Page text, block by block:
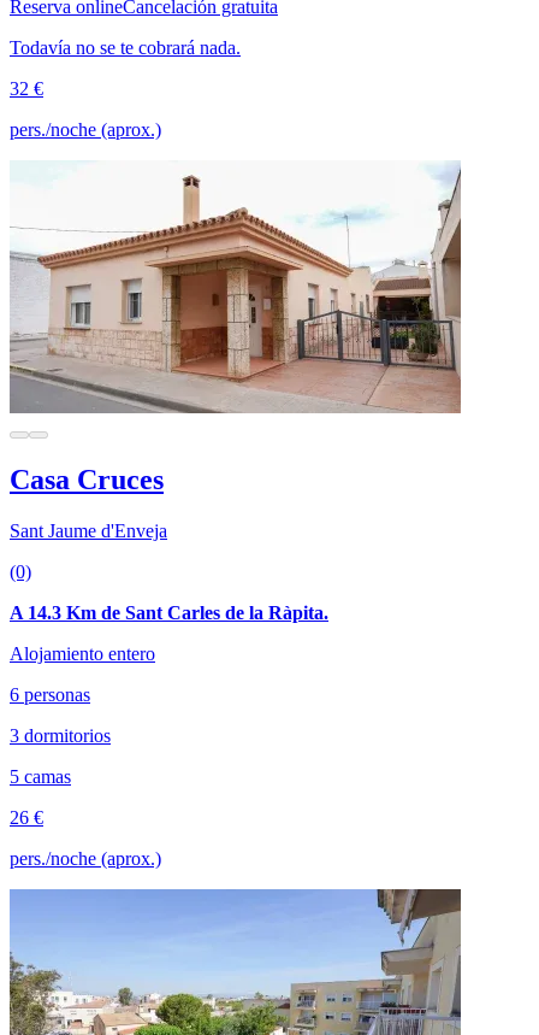
Reserva onlineCancelación gratuita
Todavía no se te cobrará nada.
32 €
pers./noche (aprox.)
Casa Cruces
Sant Jaume d'Enveja
(0)
A 14.3 Km de Sant Carles de la Ràpita.
Alojamiento entero
6 personas
3 dormitorios
5 camas
26 €
pers./noche (aprox.)